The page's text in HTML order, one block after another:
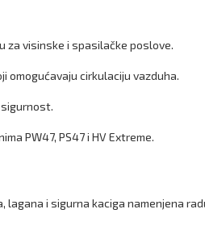
za visinske i spasilačke poslove.
omogućavaju cirkulaciju vazduha.
sigurnost.
PW47, PS47 i HV Extreme.
lagana i sigurna kaciga namenjena